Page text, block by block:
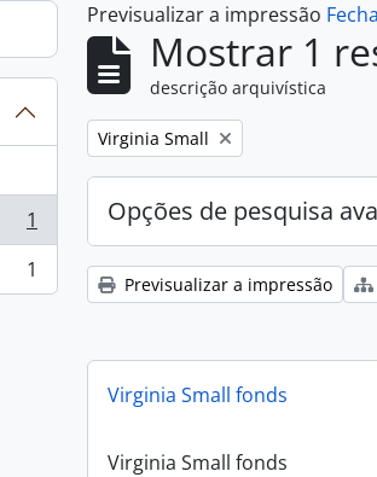
1
1
Previsualizar a impressão
Mostrar 1
descrição arquivística
Remove filter:
Virginia Small
Opções de pesquisa
Previsualizar a impressão
Virginia Small fonds
Virginia Small fonds